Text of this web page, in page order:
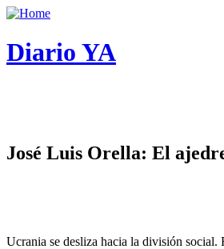
Diario YA
José Luis Orella: El
Ucrania se desliza hacia la división social.